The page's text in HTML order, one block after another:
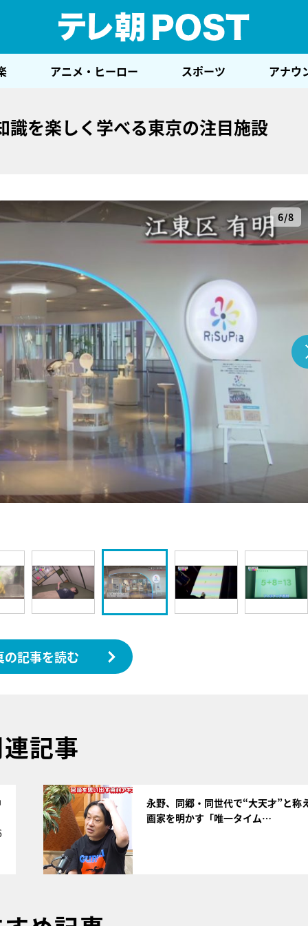
アニメ・ヒーロー スポーツ アナウ
を楽しく学べる東京の注目施設
6/8
の記事を読む
記事
永野、同郷・同世代で“大天才”と称
画家を明かす「唯一タイム…
『アイ＝ラブ！げーみ
E齋藤樹愛羅＆佐々木舞
ビュー